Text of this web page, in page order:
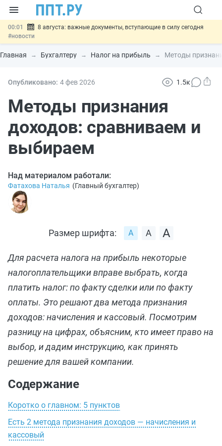
00:01
8 августа: важные документы, вступающие в силу сегодня
#новости
07.08 Подписан закон о блокировке продажи опасных товаров через
«Честный знак»#новости
07.08 Госпошлину за устранение ошибок в документах предлагают
07.08
отношений #новости
Главная Бухгалтеру Налог на прибыль Методы
Опубликовано: 4 фев2026 1.5к
Методы признания
доходов: сравниваем и
выбираем
Над материалом работали:
Фатахова Наталья (Главный бухгалтер)
Размер шрифта:
Для расчета налога на прибыль некоторые
налогоплательщики вправе выбрать, когда
платить налог: по факту сделки или по факту
оплаты. Это решают два метода признания
доходов: начисления и кассовый. Посмотрим
разницу на цифрах, объясним, кто имеет право на
выбор, и дадим инструкцию, как принять
решение для вашей компании.
Содержание
Коротко о главном: 5 пунктов
Есть 2 метода признания доходов — начисления и
кассовый